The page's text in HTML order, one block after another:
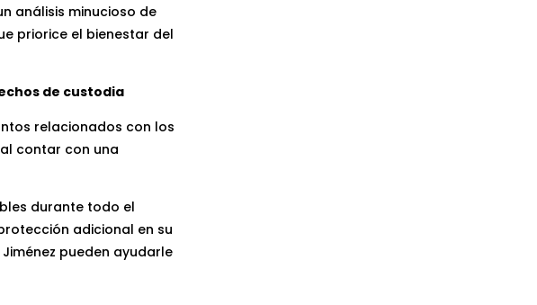
análisis minucioso de
priorice el bienestar del
de custodia
relacionados con los
contar con una
durante todo el
adicional en su
pueden ayudarle